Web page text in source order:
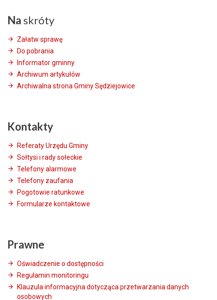
Na skróty
Załatw sprawę
Do pobrania
Informator gminny
Archiwum artykułów
Archiwalna strona Gminy Sędziejowice
Kontakty
Referaty Urzędu Gminy
Sołtysi i rady sołeckie
Telefony alarmowe
Telefony zaufania
Pogotowie ratunkowe
Formularze kontaktowe
Prawne
Oświadczenie o dostępności
Regulamin monitoringu
Klauzula informacyjna dotycząca przetwarzania danych
osobowych